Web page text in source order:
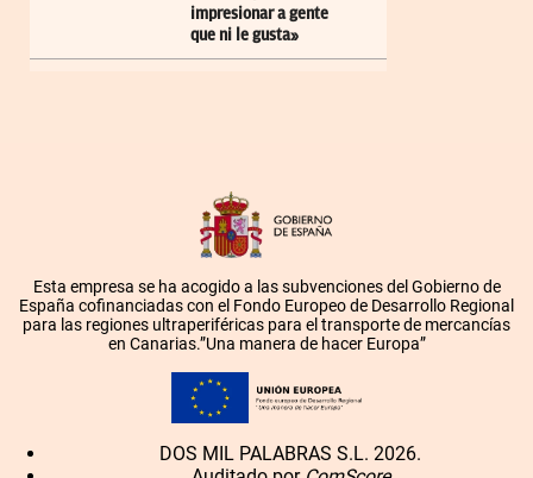
impresionar a gente
que ni le gusta»
Esta empresa se ha acogido a las subvenciones del Gobierno de
España cofinanciadas con el Fondo Europeo de Desarrollo Regional
para las regiones ultraperiféricas para el transporte de mercancías
en Canarias.”Una manera de hacer Europa”
DOS MIL PALABRAS S.L. 2026.